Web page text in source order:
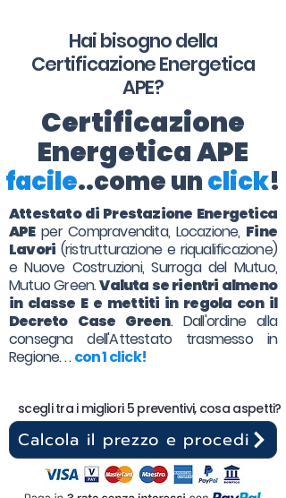
Hai bisogno della
Certificazione Energetica
APE?
Certificazione
Energetica APE
facile..come unclick!
Attestato di Prestazione Energetica
APEper Compravendita, Locazione, Fine
Lavori (ristrutturazione e riqualificazione)
e Nuove Costruzioni, Surroga del Mutuo,
Mutuo Green.Valuta se rientri almeno
in classe E e mettiti in regola con il
Decreto Case Green. Dall'ordine alla
consegna dell'Attestato trasmesso in
Regione. . .con 1 click!
scegli tra i migliori 5 preventivi, cosa aspetti?
Calcola il prezzo e procedi